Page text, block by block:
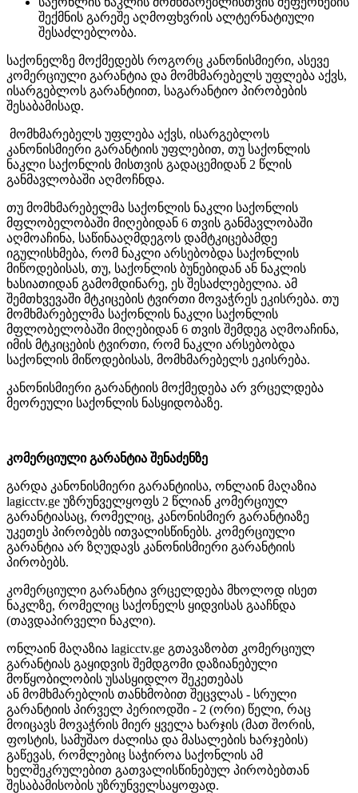
შექმნის გარეშე აღმოფხვრის ალტერნატიული
შესაძლებლობა.
საქონელზე მოქმედებს როგორც კანონისმიერი, ასევე
კომერციული გარანტია და მომხმარებელს უფლება აქვს,
ისარგებლოს გარანტიით, საგარანტიო პირობების
შესაბამისად.
მომხმარებელს უფლება აქვს, ისარგებლოს
კანონისმიერი გარანტიის უფლებით, თუ საქონლის
ნაკლი საქონლის მისთვის გადაცემიდან 2 წლის
განმავლობაში აღმოჩნდა.
თუ მომხმარებელმა საქონლის ნაკლი საქონლის
მფლობელობაში მიღებიდან 6 თვის განმავლობაში
აღმოაჩინა, საწინააღმდეგოს დამტკიცებამდე
იგულისხმება, რომ ნაკლი არსებობდა საქონლის
მიწოდებისას, თუ, საქონლის ბუნებიდან ან ნაკლის
ხასიათიდან გამომდინარე, ეს შესაძლებელია. ამ
შემთხვევაში მტკიცების ტვირთი მოვაჭრეს ეკისრება. თუ
მომხმარებელმა საქონლის ნაკლი საქონლის
მფლობელობაში მიღებიდან 6 თვის შემდეგ აღმოაჩინა,
იმის მტკიცების ტვირთი, რომ ნაკლი არსებობდა
საქონლის მიწოდებისას, მომხმარებელს ეკისრება.
კანონისმიერი გარანტიის მოქმედება არ ვრცელდება
მეორეული საქონლის ნასყიდობაზე.
კომერციული გარანტია შენაძენზე
გარდა კანონისმიერი გარანტიისა, ონლაინ მაღაზია
lagicctv.ge უზრუნველყოფს 2 წლიან კომერციულ
გარანტიასაც, რომელიც, კანონისმიერ გარანტიაზე
უკეთეს პირობებს ითვალისწინებს. კომერციული
გარანტია არ ზღუდავს კანონისმიერი გარანტიის
პირობებს.
კომერციული გარანტია ვრცელდება მხოლოდ ისეთ
ნაკლზე, რომელიც საქონელს ყიდვისას გააჩნდა
(თავდაპირველი ნაკლი).
ონლაინ მაღაზია lagicctv.ge გთავაზობთ კომერციულ
გარანტიას გაყიდვის შემდგომი დაზიანებული
მოწყობილობის უსასყიდლო შეკეთებას
ან მომხმარებლის თანხმობით შეცვლას - სრული
გარანტიის პირველ პერიოდში - 2 (ორი) წელი, რაც
მოიცავს მოვაჭრის მიერ ყველა ხარჯის (მათ შორის,
ფოსტის, სამუშაო ძალისა და მასალების ხარჯების)
გაწევას, რომლებიც საჭიროა საქონლის ამ
ხელშეკრულებით გათვალისწინებულ პირობებთან
შესაბამისობის უზრუნველსაყოფად.